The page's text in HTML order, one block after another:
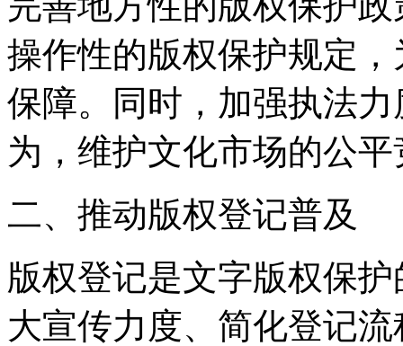
操作性的版权保护规定
保障。同时，加强执法
为，维护文化市场的公
二、推动版权登记普及
版权登记是文字版权保
大宣传力度、简化登记